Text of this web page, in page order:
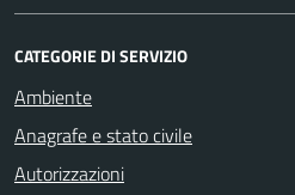
CATEGORIE DI SERVIZIO
Ambiente
Anagrafe e stato civile
Autorizzazioni